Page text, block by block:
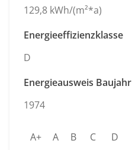
129,8 kWh/(m²*a)
Energieeffizienzklasse
D
Energieausweis Baujahr
1974
A+ A B C D